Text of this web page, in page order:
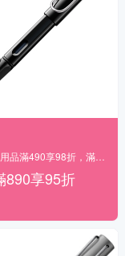
890享95折